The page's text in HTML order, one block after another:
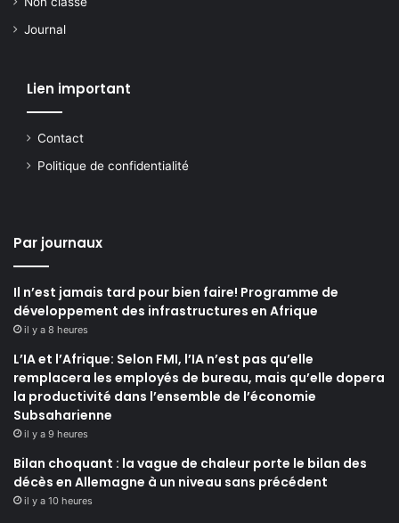
Journal
Lien important
Contact
Politique de confidentialité
Par journaux
Il n’est jamais tard pour bien faire! Programme de
développement des infrastructures en Afrique
il y a 8 heures
L’IA et l’Afrique: Selon FMI, l’IA n’est pas qu’elle
remplacera les employés de bureau, mais qu’elle dopera
la productivité dans l’ensemble de l’économie
Subsaharienne
il y a 9 heures
Bilan choquant : la vague de chaleur porte le bilan des
décès en Allemagne à un niveau sans précédent
il y a 10 heures